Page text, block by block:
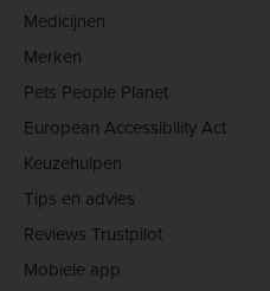
Medicijnen
Merken
Pets People Planet
European Accessibility Act
Keuzehulpen
Tips en advies
Reviews Trustpilot
Mobiele app